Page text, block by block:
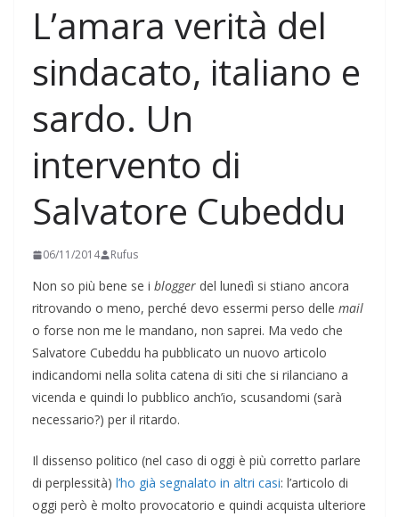
L’amara verità del
sindacato, italiano e
sardo. Un
intervento di
Salvatore Cubeddu
06/11/2014 Rufus
Non so più bene se i blogger del lunedì si stiano ancora
ritrovando o meno, perché devo essermi perso delle mail
o forse non me le mandano, non saprei. Ma vedo che
Salvatore Cubeddu ha pubblicato un nuovo articolo
indicandomi nella solita catena di siti che si rilanciano a
vicenda e quindi lo pubblico anch’io, scusandomi (sarà
necessario?) per il ritardo.
Il dissenso politico (nel caso di oggi è più corretto parlare
di perplessità) l’ho già segnalato in altri casi: l’articolo di
oggi però è molto provocatorio e quindi acquista ulteriore